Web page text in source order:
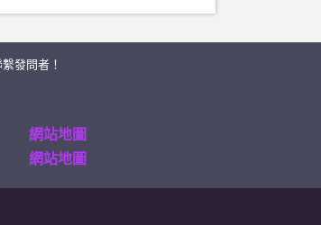
發問者！
網站地圖
網站地圖